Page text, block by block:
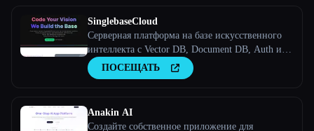
SinglebaseCloud
Серверная платформа на базе искусственного
интеллекта с Vector DB, Document DB, Auth и
другими функциями для ускорения разработки
приложений.
ПОСЕЩАТЬ
Anakin AI
Создайте собственное приложение для